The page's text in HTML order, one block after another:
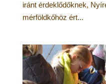
iránt érdeklődőknek,
mérföldkőhöz ért...